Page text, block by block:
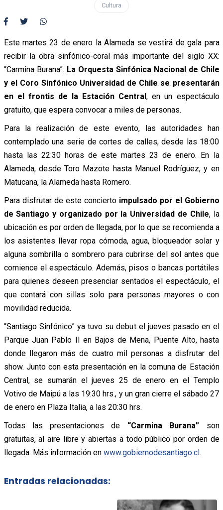
Cultura
Este martes 23 de enero la Alameda se vestirá de gala para
recibir la obra sinfónico-coral más importante del siglo XX:
“Carmina Burana”. La Orquesta Sinfónica Nacional de Chile
y el Coro Sinfónico Universidad de Chile se presentarán
en el frontis de la Estación Central, en un espectáculo
gratuito, que espera convocar a miles de personas.
Para la realización de este evento, las autoridades han
contemplado una serie de cortes de calles, desde las 18:00
hasta las 22:30 horas de este martes 23 de enero. En la
Alameda, desde Toro Mazote hasta Manuel Rodríguez, y en
Matucana, la Alameda hasta Romero.
Para disfrutar de este conciertoimpulsado por el Gobierno
de Santiago y organizado por la Universidad de Chile, la
ubicación es por orden de llegada, por lo que se recomienda a
los asistentes llevar ropa cómoda, agua, bloqueador solar y
alguna sombrilla o sombrero para cubrirse del sol antes que
comience el espectáculo. Además, pisos o bancas portátiles
para quienes deseen presenciar sentados el espectáculo, el
que contará con sillas solo para personas mayores o con
movilidad reducida.
“Santiago Sinfónico” ya tuvo su debut el jueves pasado en el
Parque Juan Pablo II en Bajos de Mena, Puente Alto, hasta
donde llegaron más de cuatro mil personas a disfrutar del
show. Junto con esta presentación en la comuna de Estación
Central, se sumarán el jueves 25 de enero en el Templo
Votivo de Maipú a las 19:30 hrs., y un gran cierre el sábado 27
de enero en Plaza Italia, a las 20:30 hrs.
Todas las presentaciones de “Carmina Burana” son
gratuitas, al aire libre y abiertas a todo público por orden de
llegada. Más información en www.gobiernodesantiago.cl.
Entradas relacionadas: